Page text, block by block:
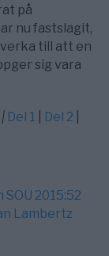
på
nu fastslagit,
till att en
sig vara
Del 1 Del 2
SOU 2015:52
Lambertz